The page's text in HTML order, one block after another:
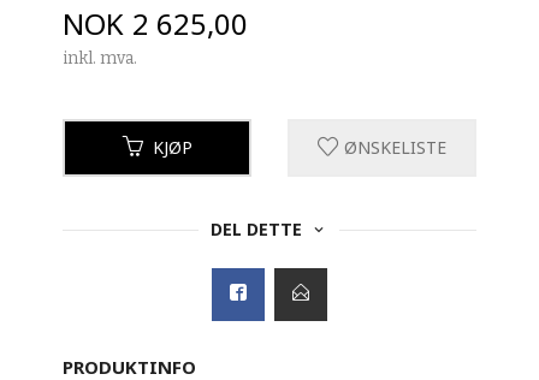
Pris
NOK 2 625,00
inkl. mva.
KJØP ØNSKELISTE
DEL DETTE
PRODUKTINFO